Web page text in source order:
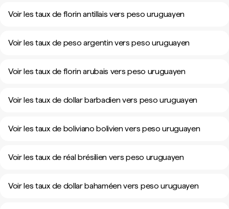
Voir les taux de florin antillais vers peso uruguayen
Voir les taux de peso argentin vers peso uruguayen
Voir les taux de florin arubais vers peso uruguayen
Voir les taux de dollar barbadien vers peso uruguayen
Voir les taux de boliviano bolivien vers peso uruguayen
Voir les taux de réal brésilien vers peso uruguayen
Voir les taux de dollar bahaméen vers peso uruguayen